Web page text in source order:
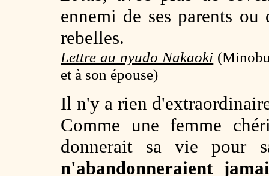
ennemi de ses parents
rebelles.
Lettre au nyudo Nakaoki
et à son épouse)
Il n'y a rien
Comme une femme
donnerait sa vie pour
n'abandonneraient